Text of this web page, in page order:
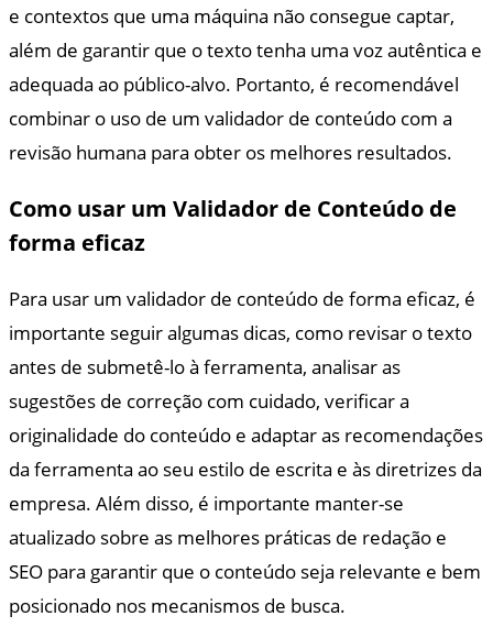
e contextos que uma máquina não consegue captar,
além de garantir que o texto tenha uma voz autêntica e
adequada ao público-alvo. Portanto, é recomendável
combinar o uso de um validador de conteúdo com a
revisão humana para obter os melhores resultados.
Como usar um Validador de Conteúdo de
forma eficaz
Para usar um validador de conteúdo de forma eficaz, é
importante seguir algumas dicas, como revisar o texto
antes de submetê-lo à ferramenta, analisar as
sugestões de correção com cuidado, verificar a
originalidade do conteúdo e adaptar as recomendações
da ferramenta ao seu estilo de escrita e às diretrizes da
empresa. Além disso, é importante manter-se
atualizado sobre as melhores práticas de redação e
SEO para garantir que o conteúdo seja relevante e bem
posicionado nos mecanismos de busca.